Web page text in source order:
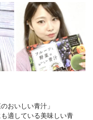
おいしい青汁」
適している美味しい青